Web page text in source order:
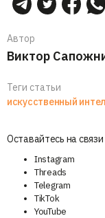
Автор
Виктор
Теги статьи
искусственный
Оставайтесь на
Instagram
Threads
Telegram
TikTok
YouTube